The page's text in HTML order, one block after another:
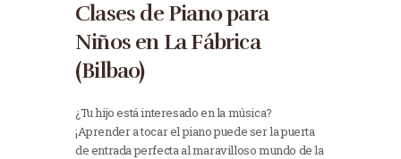
Clases de Piano para
Niños en La Fábrica
(Bilbao)
¿Tu hijo está interesado en la música?
¡Aprender a tocar el piano puede ser la puerta
de entrada perfecta al maravilloso mundo de la